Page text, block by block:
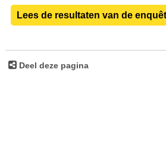
Lees de resultaten van de
Deel deze pagina